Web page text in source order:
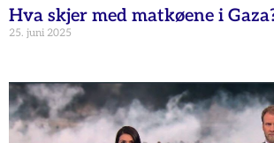
Hva skjer med matkøene i
25. juni 2025